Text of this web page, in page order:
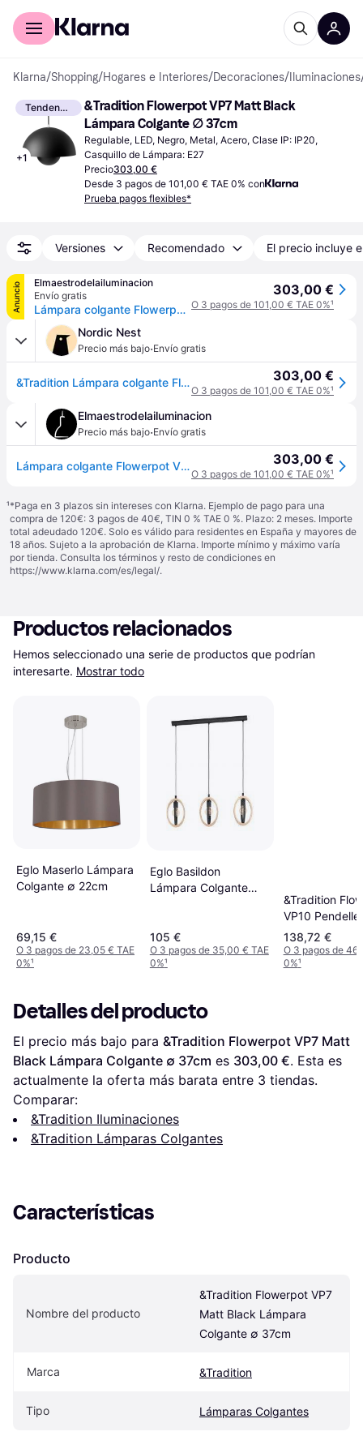
Comprar con Klarna
Klarna/Shopping/Hogares e Interiores/Decoraciones/ Iluminaciones
Tendencia
+1
&Tradition Flowerpot VP7 Matt Black
Lámpara Colgante ∅ 37cm
Regulable, LED, Negro, Metal, Acero, Clase IP: IP20,
Casquillo de Lámpara: E27
Precio303,00 €
Desde 3 pagos de 101,00 € TAE 0% con
Prueba pagos flexibles*
Versiones Recomendado El precio incluye
Anuncio
Elmaestrodelailuminacion
Envío gratis
Lámpara colgante Flowerpot VP7 negro mate - &Tradition - Sala de estar / salón - Diseño - Metal - Bombilla única
303,00 €
O 3 pagos de 101,00 € TAE 0%¹
Nordic Nest
Precio más bajo·Envío gratis
&Tradition Lámpara colgante Flowerpot VP7 negro mate 303,00 €
O 3 pagos de 101,00 € TAE 0%¹
Elmaestrodelailuminacion
Precio más bajo·Envío gratis
Lámpara colgante Flowerpot VP7 negro mate - &Tradition - Sala de estar / salón - Diseño - Metal - Bombilla única 303,00 €
O 3 pagos de 101,00 € TAE 0%¹
¹*Paga en 3 plazos sin intereses con Klarna. Ejemplo de pago para una
compra de 120€: 3 pagos de 40€, TIN 0 % TAE 0 %. Plazo: 2 meses. Importe
total adeudado 120€. Solo es válido para residentes en España y mayores de
18 años. Sujeto a la aprobación de Klarna. Importe mínimo y máximo varía
por tienda. Consulta los términos y resto de condiciones en
https://www.klarna.com/es/legal/.
Productos relacionados
Hemos seleccionado una serie de productos que podrían
interesarte. Mostrar todo
Eglo Maserlo Lámpara
Colgante ∅ 22cm
69,15 €
O 3 pagos de 23,05 € TAE
0%¹
Eglo Basildon
Lámpara Colgante
105 €
O 3 pagos de 35,00 € TAE
0%¹
&Tradition
VP10
16 cm Matt
Lámpara
16cm
138,72 €
O 3 pagos de
0%¹
Detalles del producto
El precio más bajo para &Tradition Flowerpot VP7 Matt
Black Lámpara Colgante ∅ 37cm es 303,00 €. Esta es
actualmente la oferta más barata entre 3 tiendas.
Comparar:
&Tradition Iluminaciones
&Tradition Lámparas Colgantes
Características
Producto
Nombre del producto
&Tradition Flowerpot VP7
Matt Black Lámpara
Colgante ∅ 37cm
Marca &Tradition
Tipo Lámparas Colgantes